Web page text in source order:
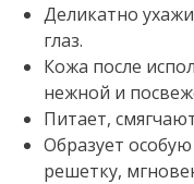
Деликатно
глаз.
Кожа после
нежной и
Питает,
Образует
решетку,